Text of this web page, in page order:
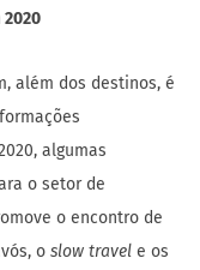
além dos destinos, é
algumas
o setor de
o encontro de
o slow travel e os